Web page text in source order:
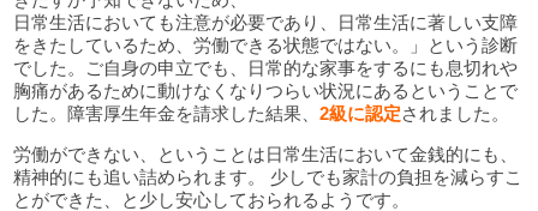
日常生活においても注意が必要であり、日常生活に著しい支障
をきたしているため、労働できる状態ではない。」という診断
でした。ご自身の申立でも、日常的な家事をするにも息切れや
胸痛があるために動けなくなりつらい状況にあるということで
した。障害厚生年金を請求した結果、2級に認定されました。
労働ができない、ということは日常生活において金銭的にも、
精神的にも追い詰められます。 少しでも家計の負担を減らすこ
とができた、と少し安心しておられるようです。